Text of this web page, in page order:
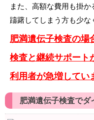
また、高額な費用も掛
躊躇してしまう方も少な
肥満遺伝子検査の場
検査と継続サポート
利用者が急増してい
肥満遺伝子検査でダ